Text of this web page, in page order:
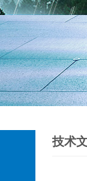
技术